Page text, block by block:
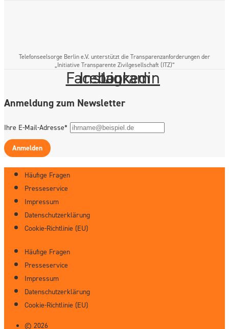
Telefonseelsorge Berlin e.V. unterstützt die Transparenzanforderungen der
„Initiative Transparente Zivilgesellschaft (ITZ)“
Facebook
Instagram
Linkedin
Anmeldung zum Newsletter
Ihre E-Mail-Adresse*
Anmelden
Häufige Fragen
Presseservice
Impressum
Datenschutzerklärung
Cookie-Richtlinie (EU)
Häufige Fragen
Presseservice
Impressum
Datenschutzerklärung
Cookie-Richtlinie (EU)
© 2026